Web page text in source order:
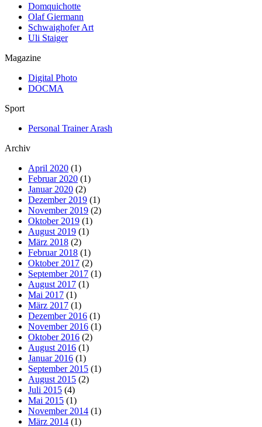
Domquichotte
Olaf Giermann
Schwaighofer Art
Uli Staiger
Magazine
Digital Photo
DOCMA
Sport
Personal Trainer Arash
Archiv
April 2020 (1)
Februar 2020 (1)
Januar 2020 (2)
Dezember 2019 (1)
November 2019 (2)
Oktober 2019 (1)
August 2019 (1)
März 2018 (2)
Februar 2018 (1)
Oktober 2017 (2)
September 2017 (1)
August 2017 (1)
Mai 2017 (1)
März 2017 (1)
Dezember 2016 (1)
November 2016 (1)
Oktober 2016 (2)
August 2016 (1)
Januar 2016 (1)
September 2015 (1)
August 2015 (2)
Juli 2015 (4)
Mai 2015 (1)
November 2014 (1)
März 2014 (1)